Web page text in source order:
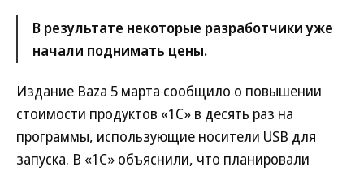
В результате некоторые разработчики уже
начали поднимать цены.
Издание Baza 5 марта сообщило о повышении
стоимости продуктов «1С» в десять раз на
программы, использующие носители USB для
запуска. В «1С» объяснили, что планировали